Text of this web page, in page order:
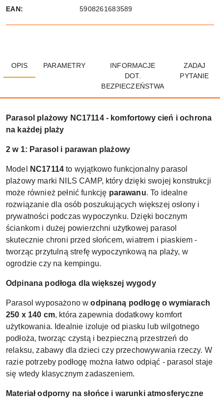
EAN: 5908261683589
OPIS PARAMETRY
INFORMACJE
DOT.
BEZPIECZEŃSTWA
ZADAJ
PYTANIE
Parasol plażowy NC17114 - komfortowy cień i ochrona
na każdej plaży
2 w 1: Parasol i parawan plażowy
Model NC17114 to wyjątkowo funkcjonalny parasol
plażowy marki NILS CAMP, który dzięki swojej konstrukcji
może również pełnić funkcję parawanu. To idealne
rozwiązanie dla osób poszukujących większej osłony i
prywatności podczas wypoczynku. Dzięki bocznym
ściankom i dużej powierzchni użytkowej parasol
skutecznie chroni przed słońcem, wiatrem i piaskiem -
tworząc przytulną strefę wypoczynkową na plaży, w
ogrodzie czy na kempingu.
Odpinana podłoga dla większej wygody
Parasol wyposażono w odpinaną podłogę o wymiarach
250 x 140 cm, która zapewnia dodatkowy komfort
użytkowania. Idealnie izoluje od piasku lub wilgotnego
podłoża, tworząc czystą i bezpieczną przestrzeń do
relaksu, zabawy dla dzieci czy przechowywania rzeczy. W
razie potrzeby podłogę można łatwo odpiąć - parasol staje
się wtedy klasycznym zadaszeniem.
Materiał odporny na słońce i warunki atmosferyczne